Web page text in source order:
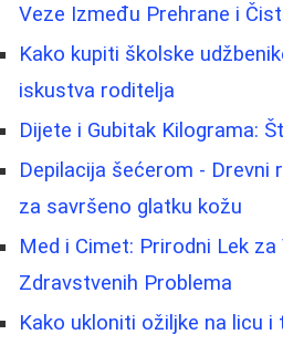
Veze Između Prehrane i
Kako kupiti školske
iskustva roditelja
Dijete i Gubitak Kilograma:
Depilacija šećerom - Drevni
za savršeno glatku kožu
Med i Cimet: Prirodni Lek za
Zdravstvenih Problema
Kako ukloniti ožiljke na licu